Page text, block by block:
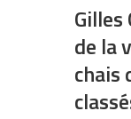
Gilles
de la
chais